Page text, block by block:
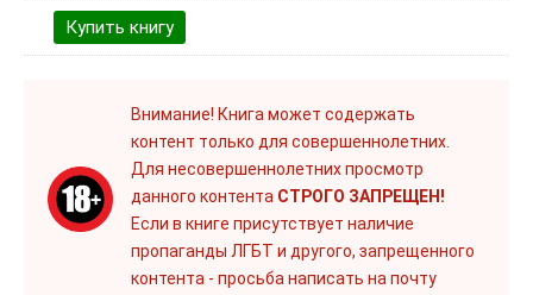
Купить книгу
Внимание! Книга может содержать
контент только для совершеннолетних.
Для несовершеннолетних просмотр
данного контента СТРОГО ЗАПРЕЩЕН!
Если в книге присутствует наличие
пропаганды ЛГБТ и другого, запрещенного
контента - просьба написать на почту